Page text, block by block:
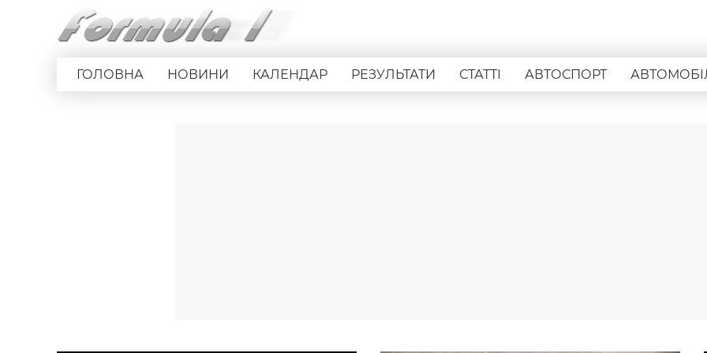
ГОЛОВНА НОВИНИ КАЛЕНДАР РЕЗУЛЬТАТИ СТАТТІ АВТОСПОРТ